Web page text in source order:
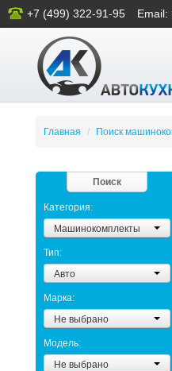
+7 (499) 322-91-95 Email:
Главная / Поиск
Поиск
Категория:
Машинокомплекты
Тип:
Авто
Марка:
Не выбрано
Модель:
Не выбрано